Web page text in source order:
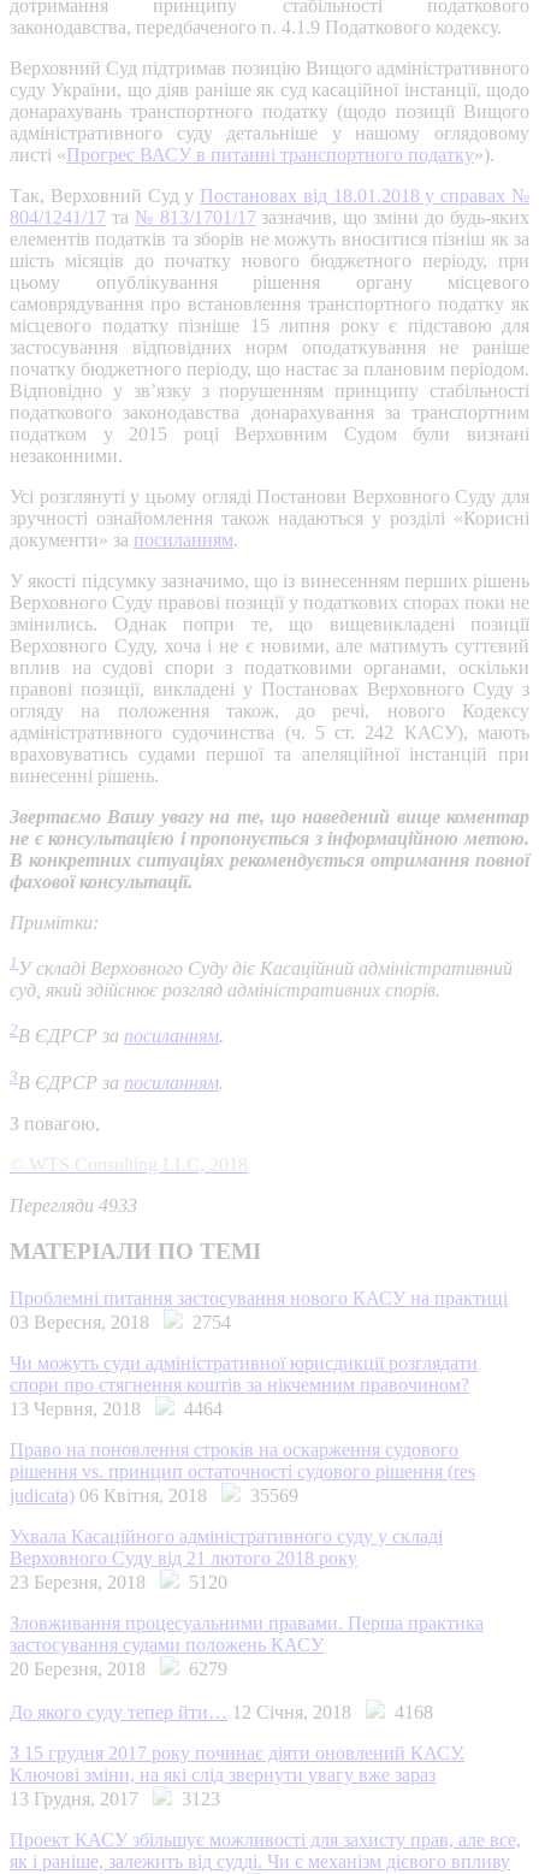
дотримання принципу стабільності податкового
законодавства, передбаченого п. 4.1.9 Податкового кодексу.
Верховний Суд підтримав позицію Вищого адміністративного
суду України, що діяв раніше як суд касаційної інстанції, щодо
донарахувань транспортного податку (щодо позиції Вищого
адміністративного суду детальніше у нашому оглядовому
листі «Прогрес ВАСУ в питанні транспортного податку»).
Так, Верховний Суд у Постановах від 18.01.2018 у справах №
804/1241/17 та № 813/1701/17зазначив, що зміни до будь-яких
елементів податків та зборів не можуть вноситися пізніш як за
шість місяців до початку нового бюджетного періоду, при
цьому опублікування рішення органу місцевого
самоврядування про встановлення транспортного податку як
місцевого податку пізніше 15 липня року є підставою для
застосування відповідних норм оподаткування не раніше
початку бюджетного періоду, що настає за плановим періодом.
Відповідно у зв’язку з порушенням принципу стабільності
податкового законодавства донарахування за транспортним
податком у 2015 році Верховним Судом були визнані
незаконними.
Усі розглянуті у цьому огляді Постанови Верховного Суду для
зручності ознайомлення також надаються у розділі «Корисні
документи» за посиланням.
У якості підсумку зазначимо, що із винесенням перших рішень
Верховного Суду правові позиції у податкових спорах поки не
змінились. Однак попри те, що вищевикладені позиції
Верховного Суду, хоча і не є новими, але матимуть суттєвий
вплив на судові спори з податковими органами, оскільки
правові позиції, викладені у Постановах Верховного Суду з
огляду на положення також, до речі, нового Кодексу
адміністративного судочинства (ч. 5 ст. 242 КАСУ), мають
враховуватись судами першої та апеляційної інстанцій при
винесенні рішень.
Звертаємо Вашу увагу на те, що наведений вище коментар
не є консультацією і пропонується з інформаційною метою.
В конкретних ситуаціях рекомендується отримання повної
фахової консультації.
Примітки:
1 У складі Верховного Суду діє Касаційний адміністративний
суд, який здійснює розгляд адміністративних спорів.
2В ЄДРСР за посиланням.
3В ЄДРСР за посиланням.
З повагою,
© WTS Consulting LLC, 2018
Перегляди 4933
МАТЕРІАЛИ ПО ТЕМІ
Проблемні питання застосування нового КАСУ на практиці
03 Вересня, 2018
2754
Чи можуть суди адміністративної юрисдикції розглядати
спори про стягнення коштів за нікчемним правочином?
13 Червня, 2018
4464
Право на поновлення строків на оскарження судового
рішення vs. принцип остаточності судового рішення (res
judicata) 06 Квітня, 2018
35569
Ухвала Касаційного адміністративного суду у складі
Верховного Суду від 21 лютого 2018 року
23 Березня, 2018
5120
Зловживання процесуальними правами. Перша практика
застосування судами положень КАСУ
20 Березня, 2018
6279
До якого суду тепер йти… 12 Січня, 2018
4168
З 15 грудня 2017 року починає діяти оновлений КАСУ.
Ключові зміни, на які слід звернути увагу вже зараз
13 Грудня, 2017
3123
Проект КАСУ збільшує можливості для захисту прав, але все,
як і раніше, залежить від судді. Чи є механізм дієвого впливу